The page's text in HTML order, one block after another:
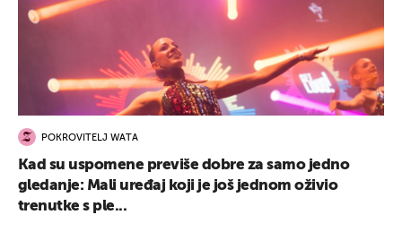
POKROVITELJ WATA
Kad su uspomene previše dobre za samo jedno
gledanje: Mali uređaj koji je još jednom oživio
trenutke s ple...